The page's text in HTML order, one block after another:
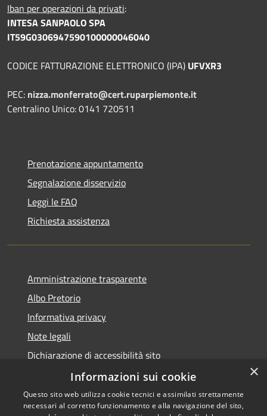
Iban per operazioni da privati:
INTESA SANPAOLO SPA
IT59G0306947590100000046040
CODICE FATTURAZIONE ELETTRONICO (IPA) UFVXR3
PEC: nizza.monferrato@cert.ruparpiemonte.it
Centralino Unico: 0141 720511
Prenotazione appuntamento
Segnalazione disservizio
Leggi le FAQ
Richiesta assistenza
Amministrazione trasparente
Albo Pretorio
Informativa privacy
Note legali
Dichiarazione di accessibilità sito
Dichiarazione di accessibilità app Municipium
×
Informazioni sui cookie
Questo sito web utilizza cookie tecnici e assimilati strettamente
necessari al corretto funzionamento e alla navigazione del sito,